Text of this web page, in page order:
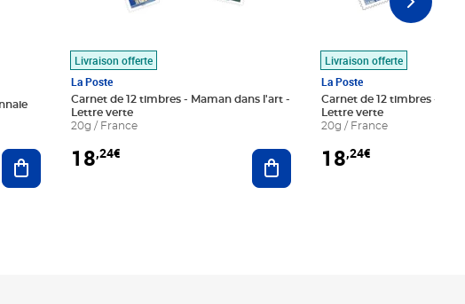
Ajouter au panier
Livraison offerte
La Poste
Carnet de 12 timbres - Maman dans l'art -
Lettre verte
20g / France
18,24€ Ajouter au panier
Livraison offerte
La Poste
Carnet de 12 timbres - Le
Lettre verte
20g / France
18,24€